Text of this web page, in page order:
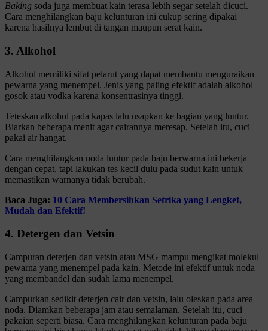
Baking soda juga membuat kain terasa lebih segar setelah dicuci.
Cara menghilangkan baju kelunturan ini cukup sering dipakai
karena hasilnya lembut di tangan maupun serat kain.
3. Alkohol
Alkohol memiliki sifat pelarut yang dapat membantu menguraikan
pewarna yang menempel. Jenis yang paling efektif adalah alkohol
gosok atau vodka karena konsentrasinya tinggi.
Teteskan alkohol pada kapas lalu usapkan ke bagian yang luntur.
Biarkan beberapa menit agar cairannya meresap. Setelah itu, cuci
pakai air hangat.
Cara menghilangkan noda luntur pada baju berwarna ini bekerja
dengan cepat, tapi lakukan tes kecil dulu pada sudut kain untuk
memastikan warnanya tidak berubah.
Baca Juga: 10 Cara Membersihkan Setrika yang Lengket,
Mudah dan Efektif!
4. Detergen dan Vetsin
Campuran deterjen dan vetsin atau MSG mampu mengikat molekul
pewarna yang menempel pada kain. Metode ini efektif untuk noda
yang membandel dan sudah lama menempel.
Campurkan sedikit deterjen cair dan vetsin, lalu oleskan pada area
noda. Diamkan beberapa jam atau semalaman. Setelah itu, cuci
pakaian seperti biasa. Cara menghilangkan kelunturan pada baju